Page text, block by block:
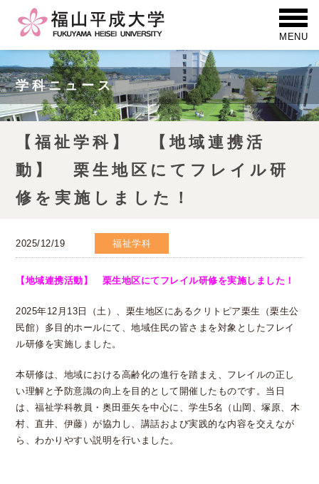
学科ニュース
【福祉学科】 【地域連携活
動】 栗生地区にてフレイル研
修を実施しました！
2025/12/19 福祉学科
【地域連携活動】 栗生地区にてフレイル研修を実施しました！
2025年12 月 13 日（土）、栗生地区にあるクリトピア栗生（栗生公
民館）多目的ホールにて、地域住民の皆さまを対象としたフレイ
ル研修を実施しました。
本研修は、地域における高齢化の進行を踏まえ、フレイルの正し
い理解と予防意識の向上を目的として開催したものです。当日
は、福祉学科教員・奥田亜矢を中心に、学生5名（山岡、塚原、木
村、直井、伊藤）が協力し、講話および実践的な内容を交えなが
ら、わかりやすい説明を行いました。